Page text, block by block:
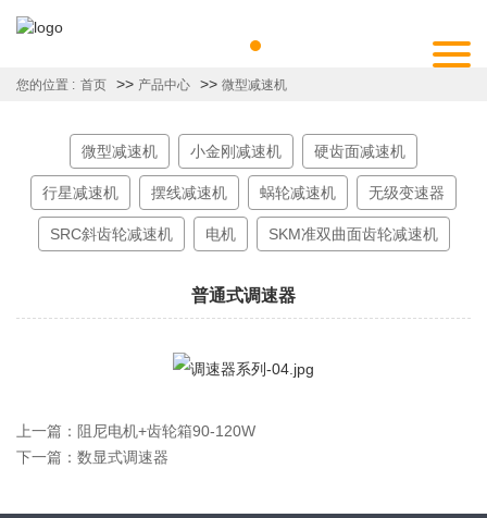
您的位置 : 首页 >> 产品中心 >> 微型减速机
微型减速机 小金刚减速机 硬齿面减速机
行星减速机 摆线减速机 蜗轮减速机 无级变速器
SRC斜齿轮减速机 电机 SKM准双曲面齿轮减速机
普通式调速器
上一篇： 阻尼电机+齿轮箱90-120W
下一篇： 数显式调速器